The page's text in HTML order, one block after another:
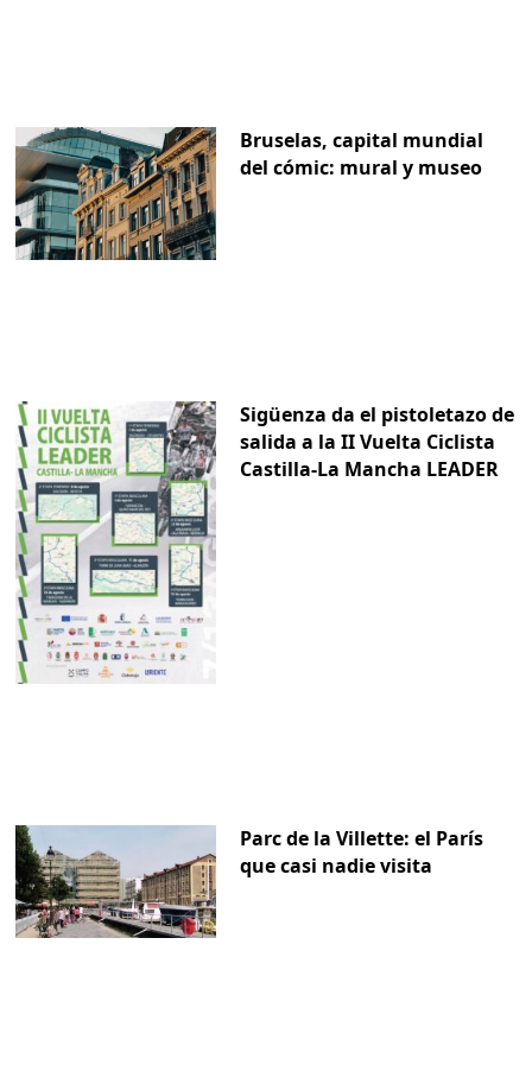
Bruselas, capital mundial
del cómic: mural y museo
Sigüenza da el pistoletazo de
salida a la II Vuelta Ciclista
Castilla-La Mancha LEADER
Parc de la Villette: el París
que casi nadie visita